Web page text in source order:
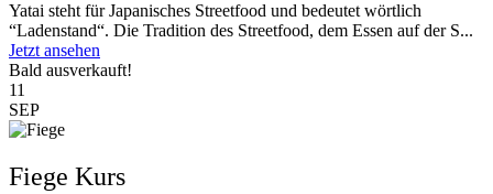
Yatai steht für Japanisches Streetfood und bedeutet wörtlich
“Ladenstand“. Die Tradition des Streetfood, dem Essen auf der S...
Jetzt ansehen
Bald ausverkauft!
11
SEP
Fiege Kurs